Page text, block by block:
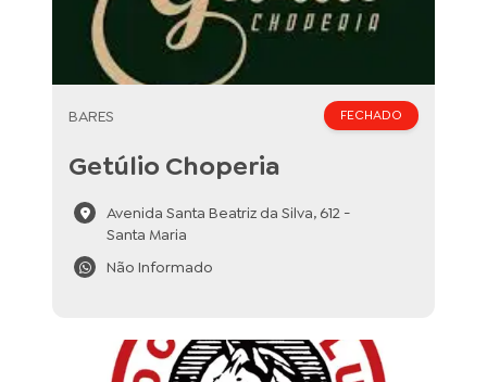
BARES FECHADO
Getúlio Choperia
Avenida Santa Beatriz da Silva, 612 -
Santa Maria
Não Informado